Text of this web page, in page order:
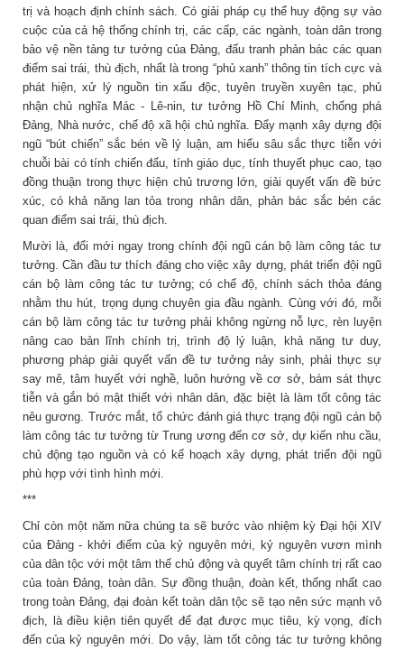
trị và hoạch định chính sách. Có giải pháp cụ thể huy động sự vào
cuộc của cả hệ thống chính trị, các cấp, các ngành, toàn dân trong
bảo vệ nền tảng tư tưởng của Đảng, đấu tranh phản bác các quan
điểm sai trái, thù địch, nhất là trong “phủ xanh” thông tin tích cực và
phát hiện, xử lý nguồn tin xấu độc, tuyên truyền xuyên tạc, phủ
nhận chủ nghĩa Mác - Lê-nin, tư tưởng Hồ Chí Minh, chống phá
Đảng, Nhà nước, chế độ xã hội chủ nghĩa. Đẩy mạnh xây dựng đội
ngũ “bút chiến” sắc bén về lý luận, am hiểu sâu sắc thực tiễn với
chuỗi bài có tính chiến đấu, tính giáo dục, tính thuyết phục cao, tạo
đồng thuận trong thực hiện chủ trương lớn, giải quyết vấn đề bức
xúc, có khả năng lan tỏa trong nhân dân, phản bác sắc bén các
quan điểm sai trái, thù địch.
Mười là, đổi mới ngay trong chính đội ngũ cán bộ làm công tác tư
tưởng. Cần đầu tư thích đáng cho việc xây dựng, phát triển đội ngũ
cán bộ làm công tác tư tưởng; có chế độ, chính sách thỏa đáng
nhằm thu hút, trọng dụng chuyên gia đầu ngành. Cùng với đó, mỗi
cán bộ làm công tác tư tưởng phải không ngừng nỗ lực, rèn luyện
nâng cao bản lĩnh chính trị, trình độ lý luận, khả năng tư duy,
phương pháp giải quyết vấn đề tư tưởng nảy sinh, phải thực sự
say mê, tâm huyết với nghề, luôn hướng về cơ sở, bám sát thực
tiễn và gắn bó mật thiết với nhân dân, đặc biệt là làm tốt công tác
nêu gương. Trước mắt, tổ chức đánh giá thực trạng đội ngũ cán bộ
làm công tác tư tưởng từ Trung ương đến cơ sở, dự kiến nhu cầu,
chủ động tạo nguồn và có kế hoạch xây dựng, phát triển đội ngũ
phù hợp với tình hình mới.
***
Chỉ còn một năm nữa chúng ta sẽ bước vào nhiệm kỳ Đại hội XIV
của Đảng - khởi điểm của kỷ nguyên mới, kỷ nguyên vươn mình
của dân tộc với một tâm thế chủ động và quyết tâm chính trị rất cao
của toàn Đảng, toàn dân. Sự đồng thuận, đoàn kết, thống nhất cao
trong toàn Đảng, đại đoàn kết toàn dân tộc sẽ tạo nên sức mạnh vô
địch, là điều kiện tiên quyết để đạt được mục tiêu, kỳ vọng, đích
đến của kỷ nguyên mới. Do vậy, làm tốt công tác tư tưởng không